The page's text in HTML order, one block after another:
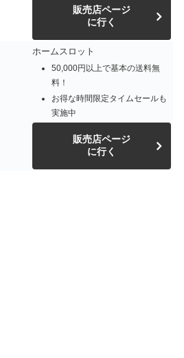
販売店ページ
に行く
ホームスロット
50,000円以上で基本の送料無
料！
お得な時間限定タイムセールも
実施中
販売店ページ
に行く